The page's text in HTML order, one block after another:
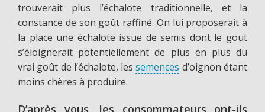
trouverait plus l’échalote traditionnelle, et la
constance de son goût raffiné. On lui proposerait à
la place une échalote issue de semis dont le gout
s’éloignerait potentiellement de plus en plus du
vrai goût de l’échalote, lessemences d’oignon étant
moins chères à produire.
D’après vous, les consommateurs ont-ils